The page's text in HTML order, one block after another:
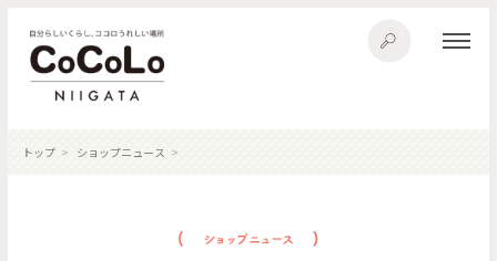
トップ ショップニュース